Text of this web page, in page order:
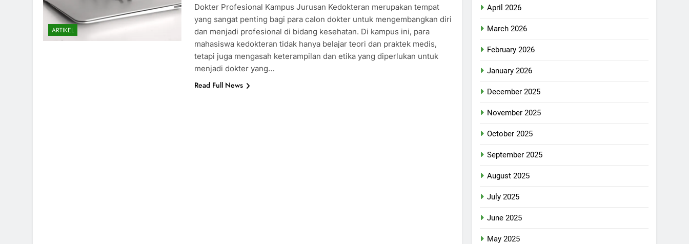
ARTIKEL
Dokter Profesional Kampus Jurusan Kedokteran merupakan tempat
yang sangat penting bagi para calon dokter untuk mengembangkan diri
dan menjadi profesional di bidang kesehatan. Di kampus ini, para
mahasiswa kedokteran tidak hanya belajar teori dan praktek medis,
tetapi juga mengasah keterampilan dan etika yang diperlukan untuk
menjadi dokter yang…
Read Full News
April 2026
March 2026
February 2026
January 2026
December 2025
November 2025
October 2025
September 2025
August 2025
July 2025
June 2025
May 2025